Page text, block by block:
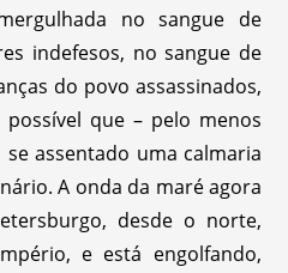
no sangue de
indefesos, no sangue de
do povo assassinados,
possível que – pelo menos
assentado uma calmaria
A onda da maré agora
desde o norte,
e está engolfando,